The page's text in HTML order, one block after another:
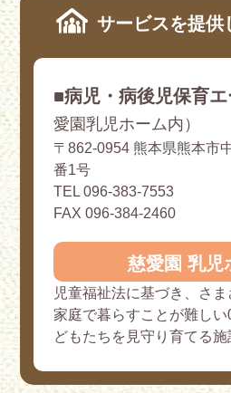
サービスを提供
■病児・病後児保育
愛園乳児ホーム内）
〒862-0954 熊本県熊本市
番1号
TEL 096-383-7553
FAX 096-384-2460
慈愛園 乳児
児童福祉法に基づき、さ
家庭で暮らすことが難し
どもたちを見守り育てる施